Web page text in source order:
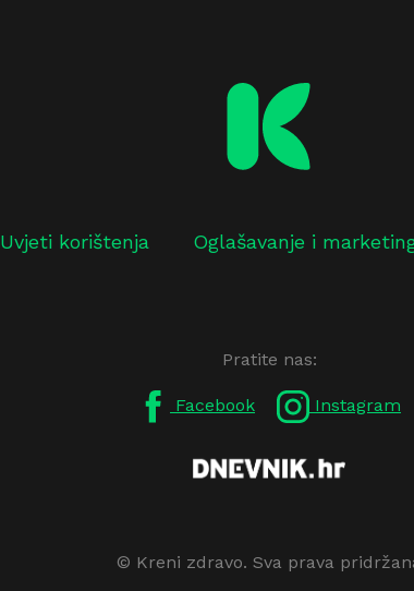
Uvjeti korištenja Oglašavanje i
Pratite nas:
Facebook Instagram
© Kreni zdravo. Sva prava